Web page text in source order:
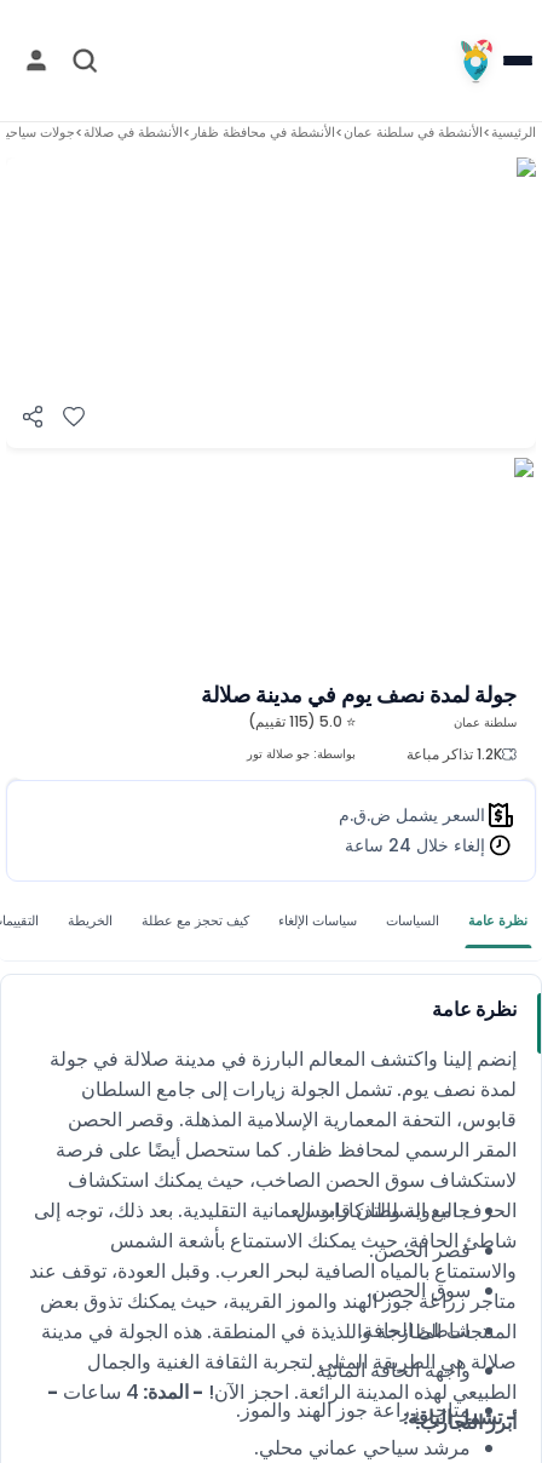
الرئيسية>الأنشطة فيسلطنة عمان>الأنشطة في محافظة ظفار >الأنشطة فيصلالة>جولات
جولة لمدة نصف يوم في مدينة صلالة
⭐ 5.0 (115 تقييم)
1.2K تذاكر مباعة
بواسطة:جو صلالة تور
سلطنة عمان
السعر يشمل ض.ق.م
إلغاء خلال 24 ساعة
نظرة عامة السياسات سياسات الإلغاء كيف تحجز مع عطلة الخريطة
نظرة عامة
إنضم إلينا واكتشف المعالم البارزة في مدينة صلالة في جولة
لمدة نصف يوم. تشمل الجولة زيارات إلى جامع السلطان
قابوس، التحفة المعمارية الإسلامية المذهلة. وقصر الحصن
المقر الرسمي لمحافظ ظفار. كما ستحصل أيضًا على فرصة
لاستكشاف سوق الحصن الصاخب، حيث يمكنك استكشاف
الحرف اليدوية والتذكارات العمانية التقليدية. بعد ذلك، توجه إلى
شاطئ الحافة، حيث يمكنك الاستمتاع بأشعة الشمس
والاستمتاع بالمياه الصافية لبحر العرب. وقبل العودة، توقف عند
متاجر زراعة جوز الهند والموز القريبة، حيث يمكنك تذوق بعض
المنتجات الطازجة واللذيذة في المنطقة. هذه الجولة في مدينة
صلالة هي الطريقة المثلى لتجربة الثقافة الغنية والجمال
الطبيعي لهذه المدينة الرائعة. احجز الآن! - المدة: 4 ساعات
-
أبرز التجارب:
جامع السلطان قابوس.
قصر الحصن.
سوق الحصن.
شاطئ الحافة.
واجهة الحافة المائية.
متاجر زراعة جوز الهند والموز.
- تشمل الباقة:
مرشد سياحي عماني محلي.